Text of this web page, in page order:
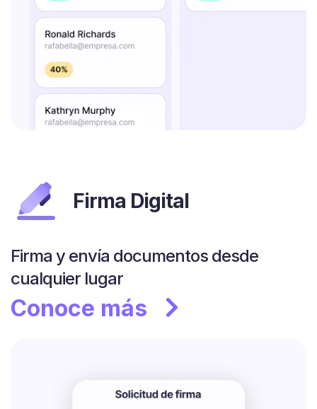
Firma Digital
Firma y envía documentos desde
cualquier lugar
Conoce más